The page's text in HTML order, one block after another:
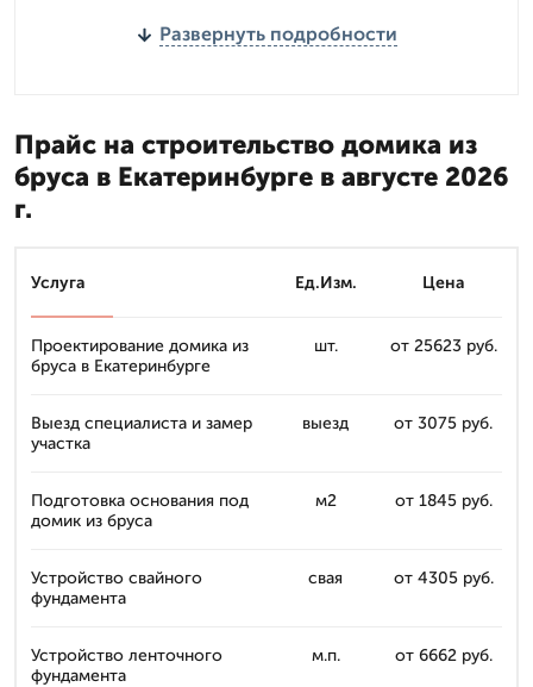
Развернуть подробности
Прайс на строительство домика из
бруса в Екатеринбурге в августе 2026
г.
Услуга Ед.Изм. Цена
Проектирование домика из
бруса в Екатеринбурге
шт. от 25623 руб.
Выезд специалиста и замер
участка
выезд от 3075 руб.
Подготовка основания под
домик из бруса
м2 от 1845 руб.
Устройство свайного
фундамента
свая от 4305 руб.
Устройство ленточного
фундамента
м.п. от 6662 руб.